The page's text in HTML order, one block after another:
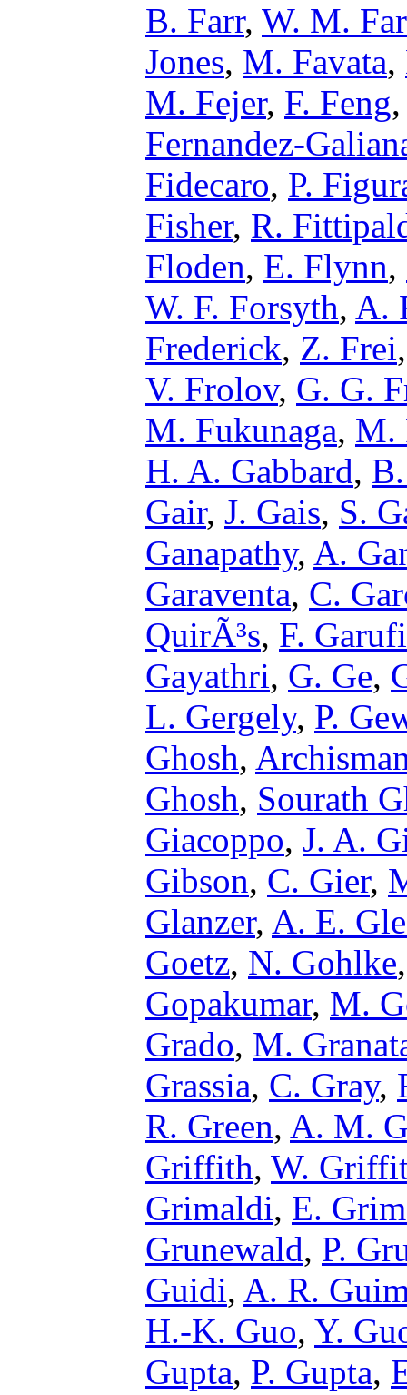
B. Farr, W. M.
Jones, M. Favata,
M. Fejer, F. Feng
Fernandez-
Fidecaro, P.
Fisher, R.
Floden, E. Flynn,
W. F. Forsyth, A.
Frederick, Z. Frei
V. Frolov, G. G.
M. Fukunaga, M.
H. A. Gabbard,
Gair, J. Gais, S.
Ganapathy, A.
Garaventa, C.
QuirÃ³s, F. Garufi
Gayathri, G. Ge,
L. Gergely, P.
Ghosh,
Ghosh, Sourath
Giacoppo, J. A.
Gibson, C. Gier,
Glanzer, A. E.
Goetz, N. Gohlke
Gopakumar, M.
Grado, M.
Grassia, C. Gray,
R. Green, A. M.
Griffith, W.
Grimaldi, E.
Grunewald, P.
Guidi, A. R.
H.-K. Guo, Y.
Gupta, P. Gupta,